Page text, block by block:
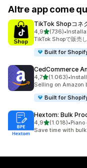
Altre app come
TikTok Shopコネ
4,9stelle su 5
(736)
736 recensioni
•
TikTok Shopで販売
Built for
CedCommerce
4,7stelle su 5
(1.063)
1063 recensioni
•
Selling on Amazon
Built for
Hextom: Bulk
4,9stelle su 5
(1.018)
1018 recensioni
•
Save time with